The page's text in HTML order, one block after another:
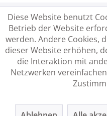
Diese Website benutzt
Betrieb der Website
werden. Andere Cookies,
dieser Website erhöhen,
die Interaktion mit
Netzwerken